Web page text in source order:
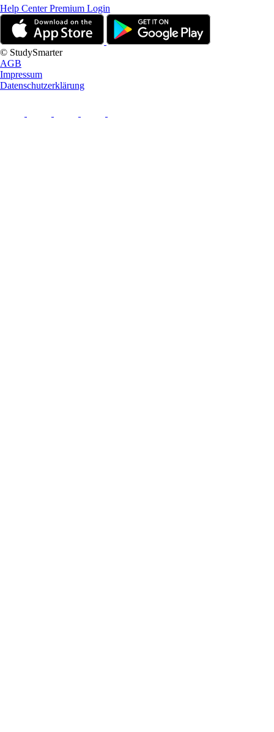
Help CenterPremium Login
© StudySmarter
AGB
Impressum
Datenschutzerklärung